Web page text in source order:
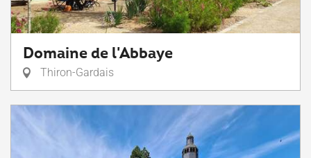
Domaine de l'Abbaye
Thiron-Gardais